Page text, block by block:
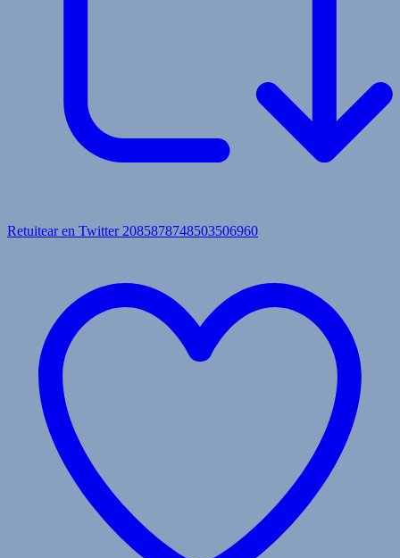
Retuitear en Twitter 2085878748503506960